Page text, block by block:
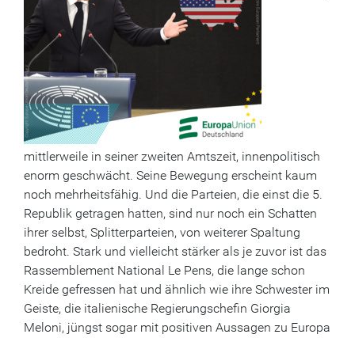
mittlerweile in seiner zweiten Amtszeit, innenpolitisch
enorm geschwächt. Seine Bewegung erscheint kaum
noch mehrheitsfähig. Und die Parteien, die einst die 5.
Republik getragen hatten, sind nur noch ein Schatten
ihrer selbst, Splitterparteien, von weiterer Spaltung
bedroht. Stark und vielleicht stärker als je zuvor ist das
Rassemblement National Le Pens, die lange schon
Kreide gefressen hat und ähnlich wie ihre Schwester im
Geiste, die italienische Regierungschefin Giorgia
Meloni, jüngst sogar mit positiven Aussagen zu Europa